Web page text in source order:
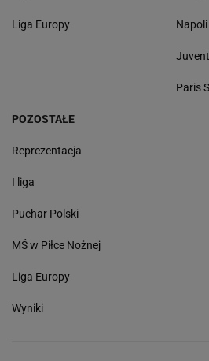
Liga Europy Napoli
Paris
POZOSTAŁE
Reprezentacja
I liga
Puchar Polski
MŚ w Piłce Nożnej
Liga Europy
Wyniki